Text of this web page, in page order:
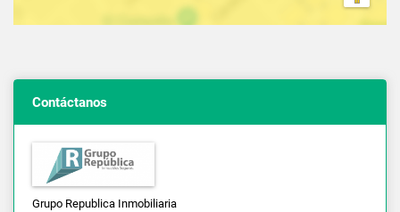
Contáctanos
Grupo Republica Inmobiliaria